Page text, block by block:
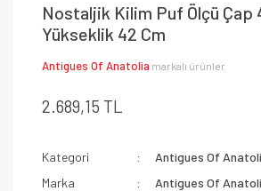
Nostaljik Kilim Puf Ölçü Çap
Yükseklik 42 Cm
Antigues Of Anatolia markalı ürünler
2.689,15 TL
Kategori
Antigues Of
Marka
Antigues Of